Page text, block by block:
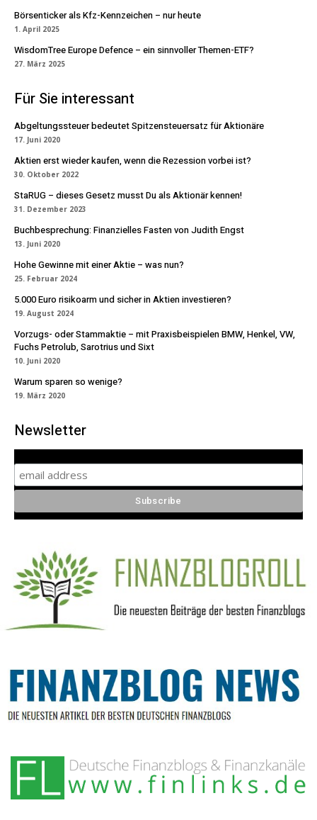
Börsenticker als Kfz-Kennzeichen – nur heute
1. April 2025
WisdomTree Europe Defence – ein sinnvoller Themen-ETF?
27. März 2025
Für Sie interessant
Abgeltungssteuer bedeutet Spitzensteuersatz für Aktionäre
17. Juni 2020
Aktien erst wieder kaufen, wenn die Rezession vorbei ist?
30. Oktober 2022
StaRUG – dieses Gesetz musst Du als Aktionär kennen!
31. Dezember 2023
Buchbesprechung: Finanzielles Fasten von Judith Engst
13. Juni 2020
Hohe Gewinne mit einer Aktie – was nun?
25. Februar 2024
5.000 Euro risikoarm und sicher in Aktien investieren?
19. August 2024
Vorzugs- oder Stammaktie – mit Praxisbeispielen BMW, Henkel, VW,
Fuchs Petrolub, Sarotrius und Sixt
10. Juni 2020
Warum sparen so wenige?
19. März 2020
Newsletter